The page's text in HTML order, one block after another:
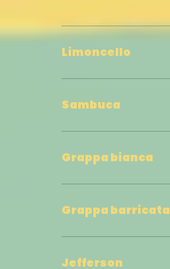
Limoncello
Sambuca
Grappa bianca
Grappa barricata
Jefferson